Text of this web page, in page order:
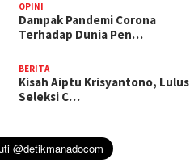
OPINI
Dampak Pandemi Corona
Terhadap Dunia Pen…
BERITA
Kisah Aiptu Krisyantono, Lulus
Seleksi C…